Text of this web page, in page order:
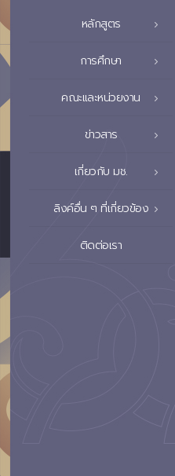
หลักสูตร
การศึกษา
คณะและหน่วยงาน
ข่าวสาร
เกี่ยวกับ มช.
ลิงค์อื่น ๆ ที่เกี่ยวข้อง
ติดต่อเรา